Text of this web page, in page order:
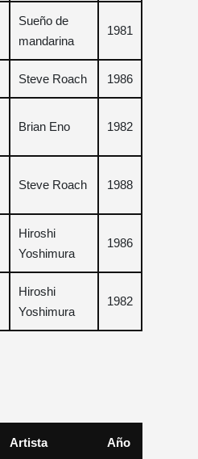
Sueño de
mandarina
1981
Steve Roach 1986
Brian Eno 1982
Steve Roach 1988
Hiroshi
Yoshimura
1986
Hiroshi
Yoshimura
1982
Artista Año